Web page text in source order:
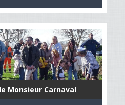
Monsieur Carnaval